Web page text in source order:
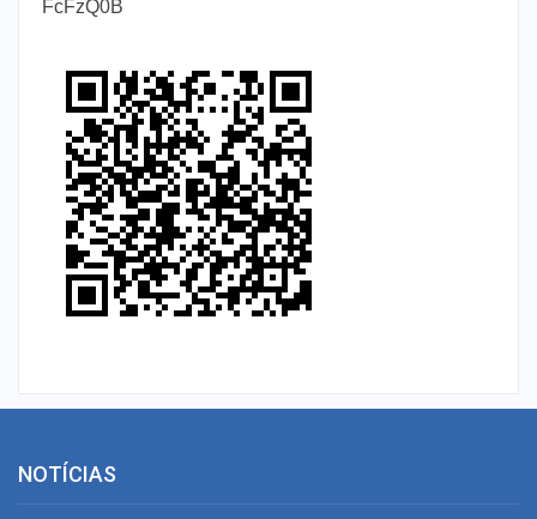
FcFzQ0B
NOTÍCIAS